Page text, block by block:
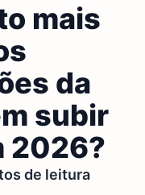
mais
da
subir
2026?
de leitura